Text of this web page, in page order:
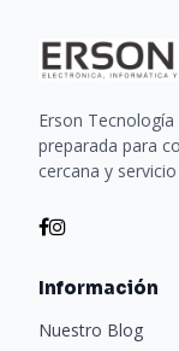
Erson
preparada para
cercana y
Información
Nuestro Blog